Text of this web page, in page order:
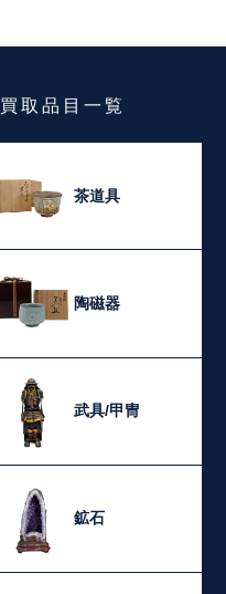
買取品目一覧
茶道具
陶磁器
武具/甲冑
鉱石